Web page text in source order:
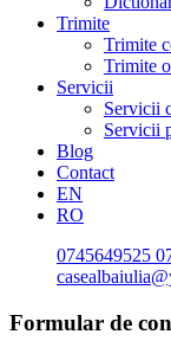
Trimite
Trimite
Trimite
Servicii
Servicii
Servicii
Blog
Contact
EN
RO
0745649525
Formular de